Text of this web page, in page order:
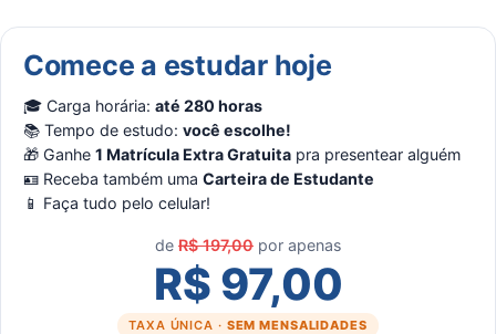
Comece a estudar hoje
🎓 Carga horária: até 280 horas
📚 Tempo de estudo: você escolhe!
🎁 Ganhe 1 Matrícula Extra Gratuita pra presentear alguém
🪪 Receba também uma Carteira de Estudante
📱 Faça tudo pelo celular!
de R$ 197,00 por apenas
R$ 97,00
TAXA ÚNICA · SEM MENSALIDADES